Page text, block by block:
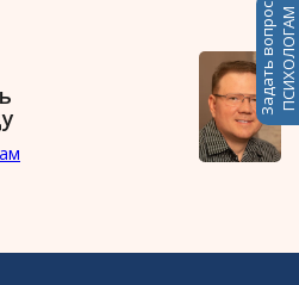
Задать вопросПСИХОЛОГАМ